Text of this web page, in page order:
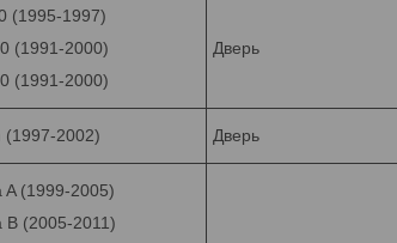
(1995-1997)
(1991-2000)
(1991-2000)
Дверь
(1997-2002) Дверь
A (1999-2005)
B (2005-2011)